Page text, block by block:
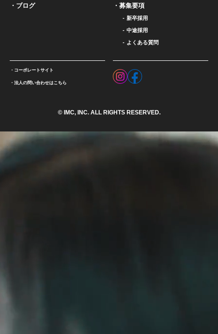
ブログ 募集要項
新卒採用
中途採用
よくある質問
コーポレートサイト
法人の問い合わせはこちら
© IMC, INC. ALL RIGHTS RESERVED.